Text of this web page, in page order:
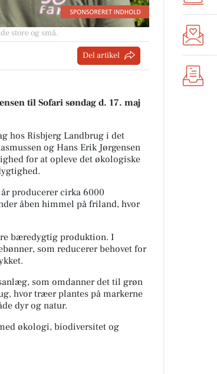
store og små.
Del artikel
til Sofari søndag d. 17. maj
hos Risbjerg Landbrug i det
og Hans Erik Jørgensen
for at opleve det økologiske
producerer cirka 6000
åben himmel på friland, hvor
bæredygtig produktion. I
som reducerer behovet for
som omdanner det til grøn
hvor træer plantes på markerne
dyr og natur.
økologi, biodiversitet og